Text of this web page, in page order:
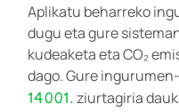
Aplikatu beharreko
dugu eta gure
kudeaketa eta CO₂
dago. Gure
14001.ziurtagiria